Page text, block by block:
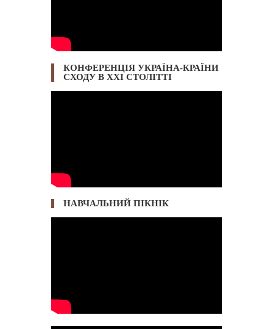
КОНФЕРЕНЦІЯ УКРАЇНА-КРАЇНИ
СХОДУ В ХХІ СТОЛІТТІ
НАВЧАЛЬНИЙ ПІКНІК